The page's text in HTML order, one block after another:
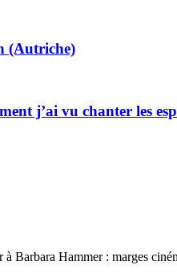
(Autriche)
j’ai vu chanter les
Barbara Hammer : marges